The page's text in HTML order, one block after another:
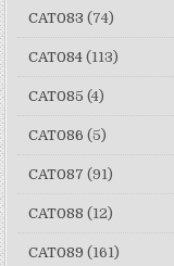
CAT083 (74)
CAT084 (113)
CAT085 (4)
CAT086 (5)
CAT087 (91)
CAT088 (12)
CAT089 (161)